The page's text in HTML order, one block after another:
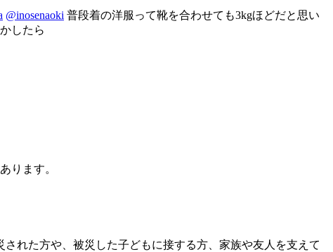
@inosenaoki 普段着の洋服って靴を合わせても3kgほどだと思い
したら
ります。
れた方や、被災した子どもに接する方、家族や友人を支えて